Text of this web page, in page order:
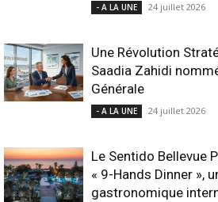
- A LA UNE 24 juillet 2026
Une Révolution
Saadia Zahidi
Générale
- A LA UNE 24 juillet 2026
Le Sentido Bellevue
« 9-Hands Dinner »,
gastronomique